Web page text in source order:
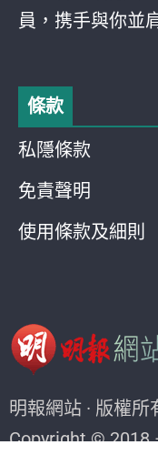
員，携手與你並
條款
私隱條款
免責聲明
使用條款及細則
明報網站 · 版權所
Copyright © 2018